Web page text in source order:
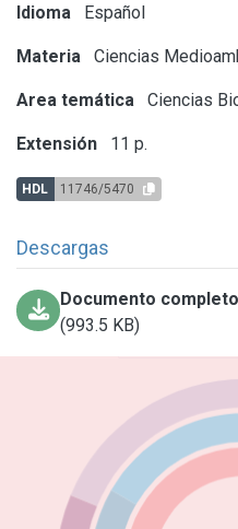
Idioma Español
Materia Ciencias
Area temática Ciencias
Extensión 11 p.
HDL 11746/5470
Descargas
Documento completo
(993.5 KB)